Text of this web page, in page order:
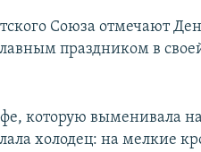
Союза отмечают
праздником в
которую выменивала
холодец: на мелкие